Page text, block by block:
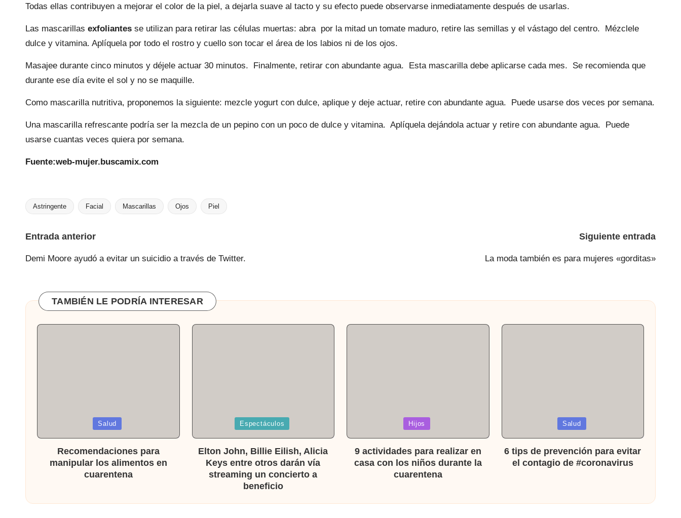
Todas ellas contribuyen a mejorar el color de la piel, a dejarla suave al tacto y su efecto puede observarse inmediatamente después de usarlas.
Las mascarillas exfoliantes se utilizan para retirar las células muertas: abra por la mitad un tomate maduro, retire las semillas y el vástago del centro. Mézclele
dulce y vitamina. Aplíquela por todo el rostro y cuello son tocar el área de los labios ni de los ojos.
Masajee durante cinco minutos y déjele actuar 30 minutos. Finalmente, retirar con abundante agua. Esta mascarilla debe aplicarse cada mes. Se recomienda que
durante ese día evite el sol y no se maquille.
Como mascarilla nutritiva, proponemos la siguiente: mezcle yogurt con dulce, aplique y deje actuar, retire con abundante agua. Puede usarse dos veces por semana.
Una mascarilla refrescante podría ser la mezcla de un pepino con un poco de dulce y vitamina. Aplíquela dejándola actuar y retire con abundante agua. Puede
usarse cuantas veces quiera por semana.
Fuente:web-mujer.buscamix.com
Etiquetas:
Astringente Facial Mascarillas Ojos Piel
Navegación
de
Entrada anterior
Demi Moore ayudó a evitar un suicidio a través de Twitter.
Siguiente entrada
La moda también es para mujeres «gorditas»
TAMBIÉN LE PODRÍA INTERESAR
Salud
Recomendaciones para
manipular los alimentos en
cuarentena
Espectáculos
Elton John, Billie Eilish, Alicia
Keys entre otros darán vía
streaming un concierto a
beneficio
Hijos
9 actividades para realizar en
casa con los niños durante la
cuarentena
Salud
6 tips de prevención para evitar
el contagio de #coronavirus